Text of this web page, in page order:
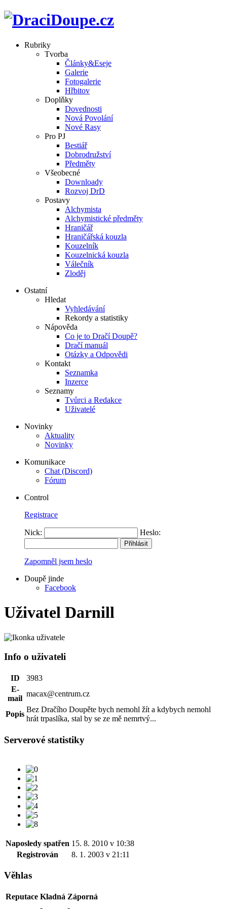
Rubriky
Tvorba
Články&Eseje
Galerie
Fotogalerie
Hřbitov
Doplňky
Dovednosti
Nová Povolání
Nové Rasy
Pro PJ
Bestiář
Dobrodružství
Předměty
Všeobecné
Downloady
Rozvoj DrD
Postavy
Alchymista
Alchymistické předměty
Hraničář
Hraničářská kouzla
Kouzelník
Kouzelnická kouzla
Válečník
Zloděj
Ostatní
Hledat
Vyhledávání
Rekordy a statistiky
Nápověda
Co je to Dračí Doupě?
Dračí manuál
Otázky a Odpovědi
Kontakt
Seznamka
Inzerce
Seznamy
Tvůrci a Redakce
Uživatelé
Novinky
Aktuality
Novinky
Komunikace
Chat (Discord)
Fórum
Control
Registrace
Nick: Heslo:
Zapomněl jsem heslo
Doupě jinde
Facebook
Uživatel Darnill
Info o uživateli
ID
3983
E-
mail
macax@centrum.cz
Popis
Bez Dračího Doupěte bych nemohl žít a kdybych nemohl
hrát trpaslíka, stal by se ze mě nemrtvý...
Serverové statistiky
Naposledy spatřen 15. 8. 2010 v 10:38
Registrován
8. 1. 2003 v 21:11
Věhlas
Reputace Kladná Záporná